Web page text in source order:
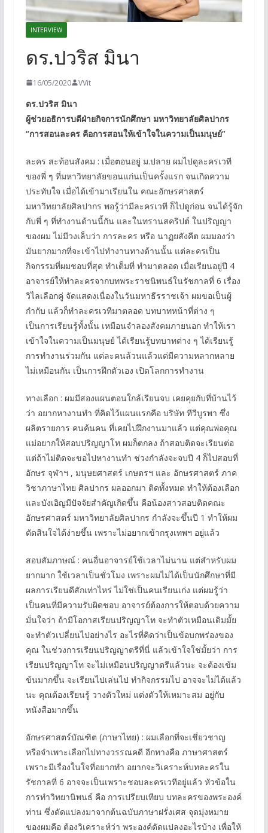
INTERVIEW
ดร.ปวริส มินา
16/05/2020 VVit
ดร.ปวริส มินา
ผู้ช่วยอธิการบดีฝ่ายกิจการนักศึกษา มหาวิทยาลัยศิลปากร
“การสอนละคร คือการสอนให้เข้าใจในความเป็นมนุษย์”
ละคร สะท้อนสังคม : เมื่อตอนอยู่ ม.ปลาย ผมไปดูละครเวที
ของพี่ ๆ ที่มหาวิทยาลัยขอนแก่นเป็นครั้งแรก จนเกิดความ
ประทับใจ เมื่อได้เข้ามาเรียนใน คณะอักษรศาสตร์
มหาวิทยาลัยศิลปากร พอรู้ว่ามีละครเวที ก็ไปดูก่อน จนได้รู้จัก
กับพี่ ๆ ที่ทำงานด้านนี้กัน และในทรานสคริปต์ ในปริญญา
ของผม ไม่มีวงเล็บว่า การละคร หรือ นาฏยสังคีต ผมมองว่า
มันยากมากที่จะเข้าไปทำงานทางด้านนั้น แต่ละครเป็น
กิจกรรมที่ผมชอบที่สุด ทำเต็มที่ ทำมาตลอด เมื่อเรียนอยู่ปี 4
อาจารย์ให้ทำละครจากบทพระราชนิพนธ์ในรัชกาลที่ 6 เรื่อง
วิไลเลือกคู่ จัดแสดงเนื่องในวันมหาธีรราชเจ้า ผมขอเป็นผู้
กำกับ แล้วก็ทำละครเวทีมาตลอด บทบาทหน้าที่ต่าง ๆ
เป็นการเรียนรู้ทั้งนั้น เหมือนจำลองสังคมภายนอก ทำให้เรา
เข้าใจในความเป็นมนุษย์ ได้เรียนรู้บทบาทต่าง ๆ ได้เรียนรู้
การทำงานร่วมกัน แต่ละคนล้วนแล้วแต่มีความหลากหลาย
ไม่เหมือนกัน เป็นการฝึกตัวเอง เปิดโลกการทำงาน
ทางเลือก : ผมมีสองแผนตอนใกล้เรียนจบ เคยคุยกับที่บ้านไว้
ว่า อยากหางานทำ ที่คิดไว้แผนแรกคือ บริษัท ทีวีบูรพา ซึ่ง
ผลิตรายการ คนค้นคน ที่เคยไปฝึกงานมาแล้ว แต่คุณพ่อคุณ
แม่อยากให้สอบปริญญาโท ผมก็ตกลง ถ้าสอบติดจะเรียนต่อ
แต่ถ้าไม่ติดจะขอไปหางานทำ ช่วงกำลังจะจบปี 4 ก็ไปสอบที่
อักษร จุฬาฯ , มนุษยศาสตร์ เกษตรฯ และ อักษรศาสตร์ ภาค
วิชาภาษาไทย ศิลปากร ผลออกมา ติดทั้งหมด ทำให้ต้องเลือก
และบังเอิญมีปัจจัยสำคัญเกิดขึ้น คือน้องสาวสอบติดคณะ
อักษรศาสตร์ มหาวิทยาลัยศิลปากร กำลังจะขึ้นปี 1 ทำให้ผม
ตัดสินใจได้ง่ายขึ้น เพราะไม่อยากเข้ากรุงเทพฯ อยู่แล้ว
สอบสัมภาษณ์ : คนอื่นอาจารย์ใช้เวลาไม่นาน แต่สำหรับผม
ยากมาก ใช้เวลาเป็นชั่วโมง เพราะผมไม่ได้เป็นนักศึกษาที่มี
ผลการเรียนดีสักเท่าไหร่ ไม่ใช่เป็นคนเรียนเก่ง แต่ผมรู้ว่า
เป็นคนที่มีความรับผิดชอบ อาจารย์ต้องการให้ตอบด้วยความ
มั่นใจว่า ถ้ามีโอกาสเรียนปริญญาโท จะทำตัวเหมือนเดิมมั้ย
จะทำตัวเปลี่ยนไปอย่างไร อะไรที่คิดว่าเป็นข้อบกพร่องของ
คุณ ในช่วงการเรียนปริญญาตรีที่นี่ แล้วเข้าใจใช่มั้ยว่า การ
เรียนปริญญาโท จะไม่เหมือนปริญญาตรีแล้วนะ จะต้องเข้ม
ข้นมากขึ้น จะเรียนไปเล่นไป ทำกิจกรรมไป อาจจะไม่ได้แล้ว
นะ คุณต้องเรียนรู้ วางตัวใหม่ แต่งตัวให้เหมาะสม อยู่กับ
หนังสือมากขึ้น
อักษรศาสตร์บัณฑิต (ภาษาไทย) : ผมเลือกที่จะเชี่ยวชาญ
หรือจำเพาะเลือกไปทางวรรณคดี อีกทางคือ ภาษาศาสตร์
เพราะมีเรื่องในใจที่อยากทำ อยากจะวิเคราะห์บทละครใน
รัชกาลที่ 6 อาจจะเป็นเพราะชอบละครเวทีอยู่แล้ว หัวข้อใน
การทำวิทยานิพนธ์ คือ การเปรียบเทียบ บทละครของพระองค์
ท่าน ซึ่งดัดแปลงมาจากต้นฉบับภาษาฝรั่งเศส จุดมุ่งหมาย
ของผมคือ ต้องวิเคราะห์ว่า พระองค์ดัดแปลงอะไรบ้าง เพื่อให้